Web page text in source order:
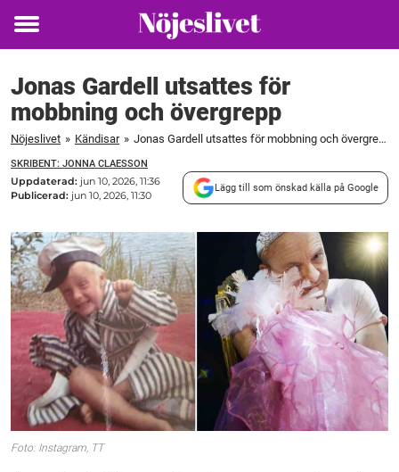
Toggle
Jonas Gardell utsattes för
mobbning och övergrepp
Nöjeslivet » Kändisar » Jonas Gardell utsattes för mobbning och övergrepp
SKRIBENT: JONNA CLAESSON
Uppdaterad: jun 10, 2026, 11:36
Publicerad: jun 10, 2026, 11:30
Lägg till som önskad källa på Google
Foto: Instagram, TT